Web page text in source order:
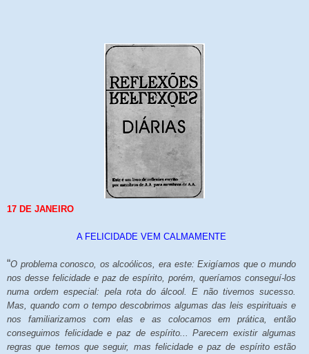
17 DE JANEIRO
A FELICIDADE VEM CALMAMENTE
“O problema conosco, os alcoólicos, era este: Exigíamos que o mundo
nos desse felicidade e paz de espírito, porém, queríamos conseguí-los
numa ordem especial: pela rota do álcool. E não tivemos sucesso.
Mas, quando com o tempo descobrimos algumas das leis espirituais e
nos familiarizamos com elas e as colocamos em prática, então
conseguimos felicidade e paz de espírito... Parecem existir algumas
regras que temos que seguir, mas felicidade e paz de espírito estão